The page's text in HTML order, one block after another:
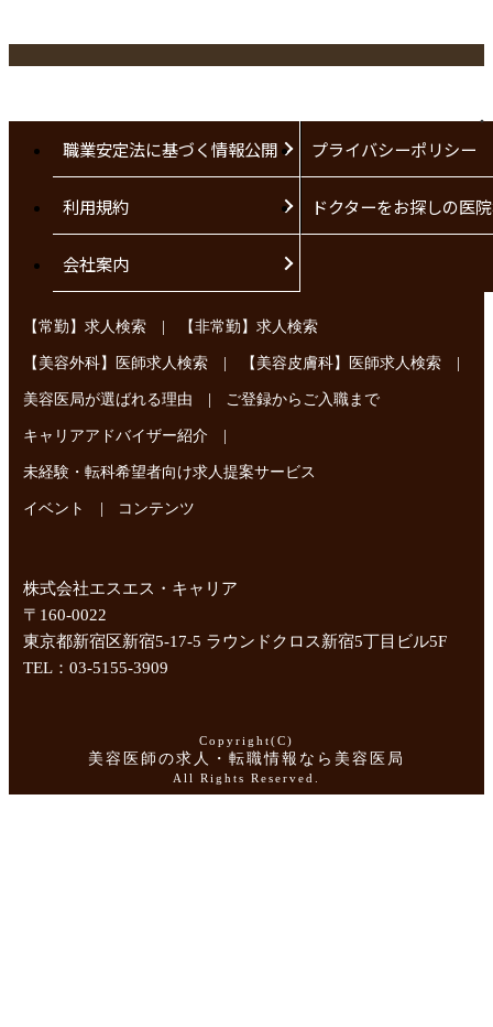
職業安定法に基づく情報公開 プライバシーポリシー
利用規約 ドクターをお探しの医
会社案内
【常勤】求人検索 | 【非常勤】求人検索
【美容外科】医師求人検索 | 【美容皮膚科】医師求人検索 |
美容医局が選ばれる理由 | ご登録からご入職まで
キャリアアドバイザー紹介 |
未経験・転科希望者向け求人提案サービス
イベント | コンテンツ
株式会社エスエス・キャリア
〒160-0022
東京都新宿区新宿5-17-5 ラウンドクロス新宿5丁目ビル5F
TEL：03-5155-3909
Copyright(C)
美容医師の求人・転職情報なら美容医局
All Rights Reserved.